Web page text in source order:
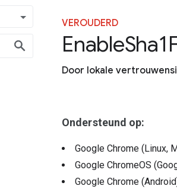
VEROUDERD
EnableSha1
Door lokale
Ondersteund op:
Google Chrome (Linux,
Google ChromeOS
Google Chrome